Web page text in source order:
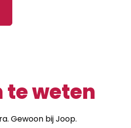
te weten
Gewoon bij Joop.